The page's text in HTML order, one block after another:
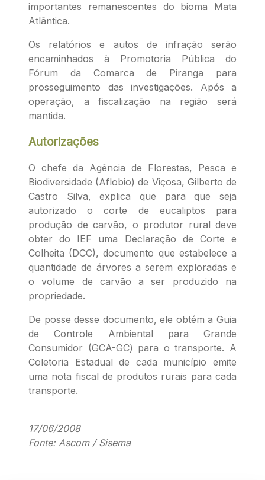
importantes remanescentes do bioma Mata
Atlântica.
Os relatórios e autos de infração serão
encaminhados à Promotoria Pública do
Fórum da Comarca de Piranga para
prosseguimento das investigações. Após a
operação, a fiscalização na região será
mantida.
Autorizações
O chefe da Agência de Florestas, Pesca e
Biodiversidade (Aflobio) de Viçosa, Gilberto de
Castro Silva, explica que para que seja
autorizado o corte de eucaliptos para
produção de carvão, o produtor rural deve
obter do IEF uma Declaração de Corte e
Colheita (DCC), documento que estabelece a
quantidade de árvores a serem exploradas e
o volume de carvão a ser produzido na
propriedade.
De posse desse documento, ele obtém a Guia
de Controle Ambiental para Grande
Consumidor (GCA-GC) para o transporte. A
Coletoria Estadual de cada município emite
uma nota fiscal de produtos rurais para cada
transporte.
17/06/2008
Fonte: Ascom / Sisema